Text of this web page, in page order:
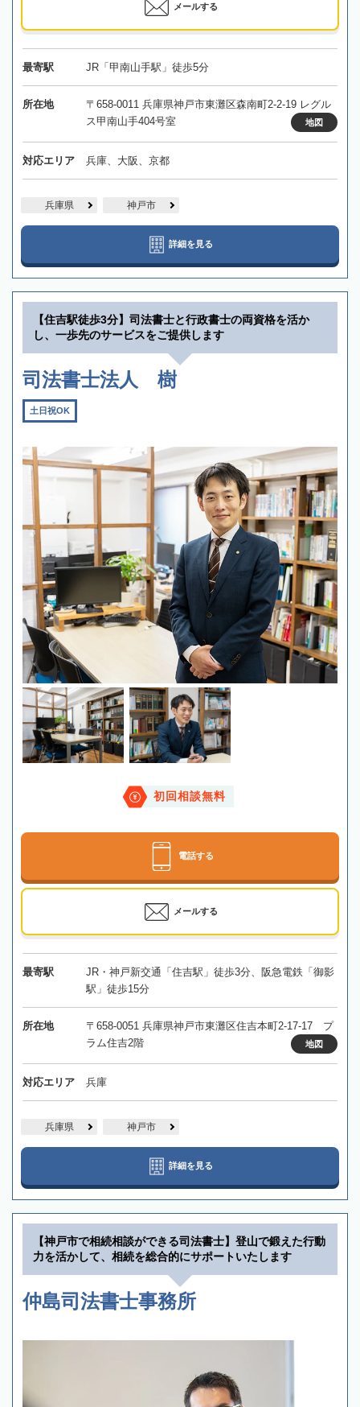
メールする
最寄駅 JR「甲南山手駅」徒歩5分
所在地
〒658-0011 兵庫県神戸市東灘区森南町2-2-19 レグル
ス甲南山手404号室
地図
対応エリア 兵庫、大阪、京都
兵庫県 神戸市
詳細を見る
【住吉駅徒歩3分】司法書士と行政書士の両資格を活か
し、一歩先のサービスをご提供します
司法書士法人 樹
土日祝OK
初回相談無料
電話する
メールする
最寄駅
JR・神戸新交通「住吉駅」徒歩3分、阪急電鉄「御影
駅」徒歩15分
所在地
〒658-0051 兵庫県神戸市東灘区住吉本町2-17-17 プ
ラム住吉2階
地図
対応エリア 兵庫
兵庫県 神戸市
詳細を見る
【神戸市で相続相談ができる司法書士】登山で鍛えた行動
力を活かして、相続を総合的にサポートいたします
仲島司法書士事務所